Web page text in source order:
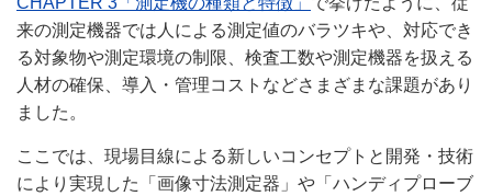
来の測定機器では人による測定値のバラツキや、対応でき
る対象物や測定環境の制限、検査工数や測定機器を扱える
人材の確保、導入・管理コストなどさまざまな課題があり
ました。
ここでは、現場目線による新しいコンセプトと開発・技術
により実現した「画像寸法測定器」や「ハンディプローブ